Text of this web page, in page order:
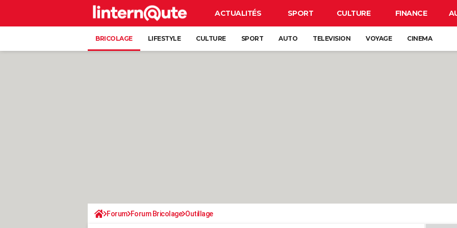
ACTUALITÉS SPORT CULTURE FINANCE
BRICOLAGE LIFESTYLE CULTURE SPORT AUTO TELEVISION VOYAGE CINEMA
Forum Forum Bricolage Outillage